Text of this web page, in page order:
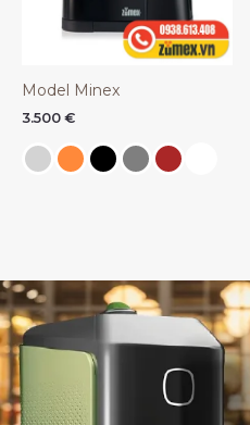
Model Minex
3.500 €